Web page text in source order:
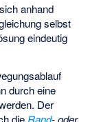
anhand
selbst
eindeutig
durch eine
Der